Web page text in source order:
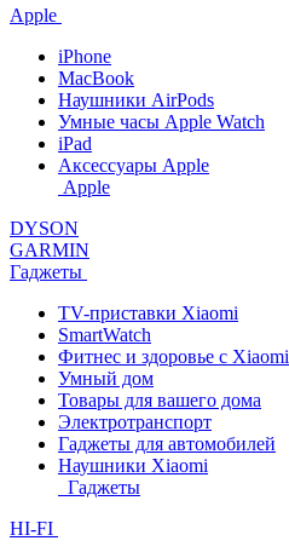
Apple
iPhone
MacBook
Наушники AirPods
Умные часы Apple Watch
iPad
Аксессуары Apple
Apple
DYSON
GARMIN
Гаджеты
TV-приставки Xiaomi
SmartWatch
Фитнес и здоровье с Xiaomi
Умный дом
Товары для вашего дома
Электротранспорт
Гаджеты для автомобилей
Наушники Xiaomi
Гаджеты
HI-FI